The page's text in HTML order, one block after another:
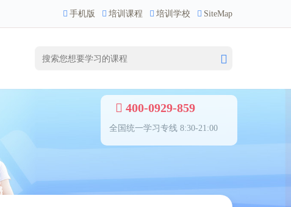
手机版 培训课程 培训学校 SiteMap
400-0929-859
全国统一学习专线 8:30-21:00